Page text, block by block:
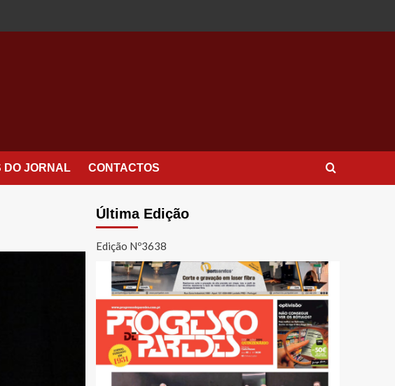
DO JORNAL CONTACTOS
Última Edição
Edição Nº3638